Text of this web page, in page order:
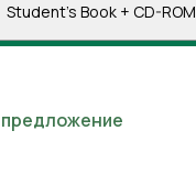
Student's Book + CD-ROM
предложение